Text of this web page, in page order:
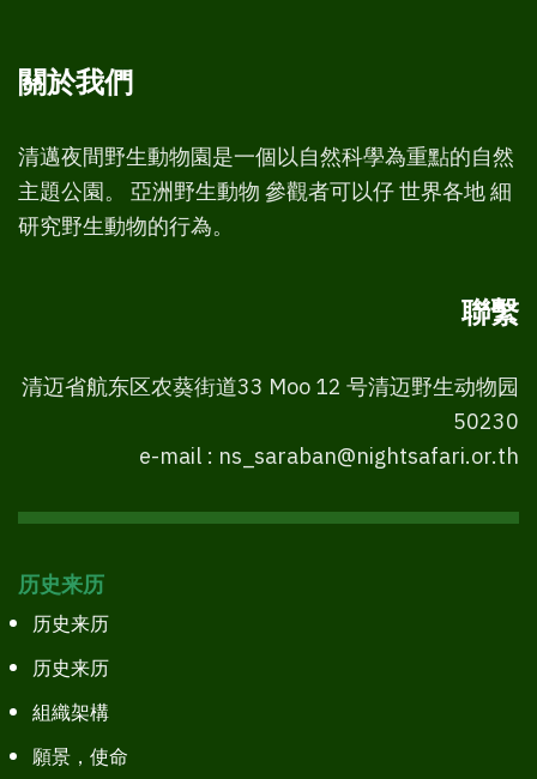
關於我們
清邁夜間野生動物園是一個以自然科學為重點的自然
主題公園。 亞洲野生動物 參觀者可以仔 世界各地 細
研究野生動物的行為。
聯繫
清迈省航东区农葵街道33 Moo 12 号清迈野生动物园
50230
e-mail : ns_saraban@nightsafari.or.th
历史来历
历史来历
历史来历
組織架構
願景，使命